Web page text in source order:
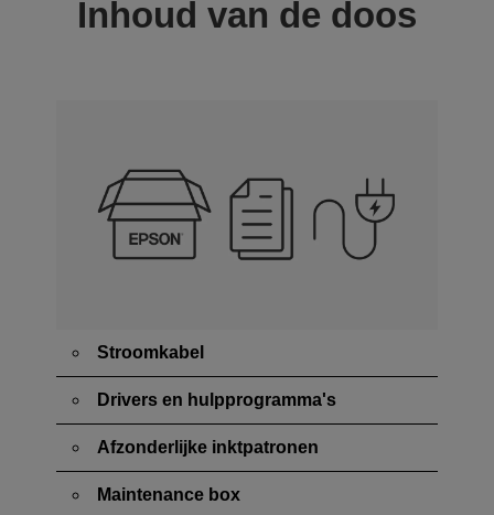
Inhoud van de doos
Stroomkabel
Drivers en hulpprogramma's
Afzonderlijke inktpatronen
Maintenance box